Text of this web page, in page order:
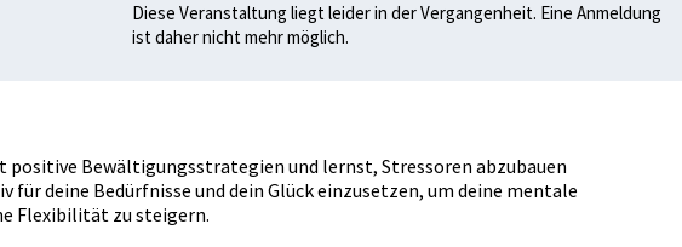
Diese Veranstaltung liegt leider in der Vergangenheit. Eine Anmeldung
ist daher nicht mehr möglich.
positive Bewältigungsstrategien und lernst, Stressoren abzubauen
für deine Bedürfnisse und dein Glück einzusetzen, um deine mentale
Flexibilität zu steigern.